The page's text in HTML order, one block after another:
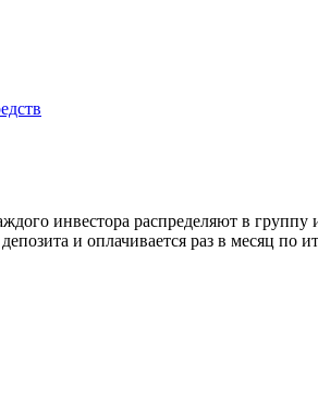
инвестора распределяют в
и оплачивается раз в месяц по